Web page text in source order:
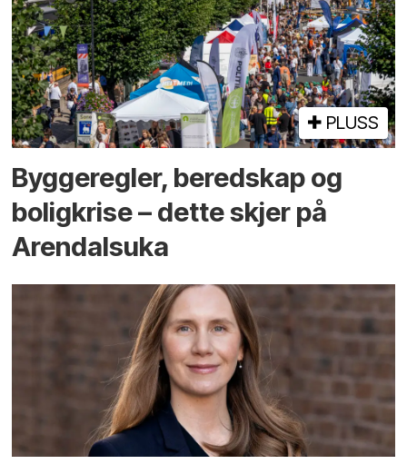
PLUSS
Bygge­regler, beredskap og
bolig­krise – dette skjer på
Arendals­uka